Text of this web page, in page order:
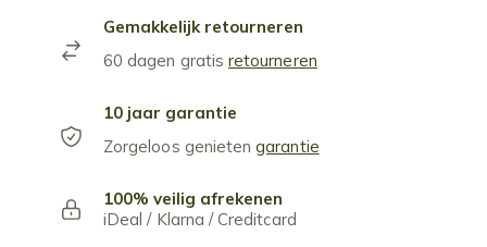
Gemakkelijk retourneren
60 dagen gratisretourneren
10 jaar garantie
Zorgeloos genietengarantie
100% veilig afrekenen
iDeal / Klarna / Creditcard